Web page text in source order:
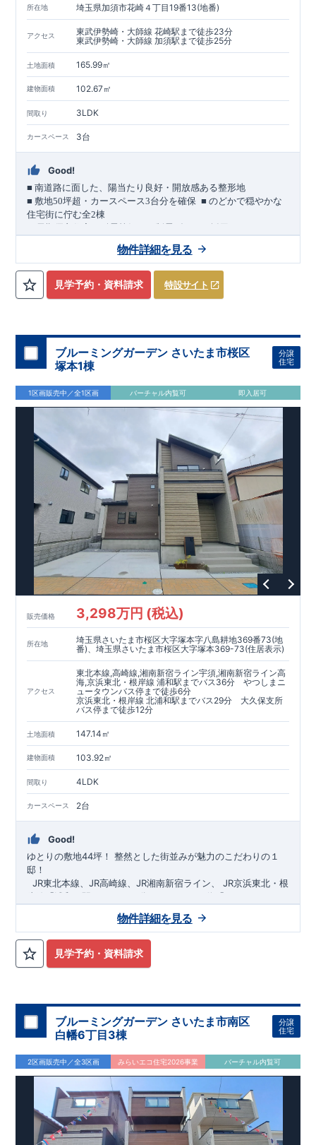
所在地 埼玉県加須市花崎４丁目19番13(地番)
アクセス
東武伊勢崎・大師線 花崎駅まで徒歩23分
東武伊勢崎・大師線 加須駅まで徒歩25分
土地面積 165.99㎡
建物面積 102.67㎡
間取り 3LDK
カースペース 3台
Good!
■南道路に面した、陽当たり良好・開放感ある整形地
■敷地50坪超・カースペース3台分を確保 ​■のどかで穏やかな
住宅街に佇む全2棟
（長期優良住宅／耐震等級３・制震ダンパー採用）
たりに恵まれた立地。
あり、
採光・通風・プライバシー性にも配慮した敷地計画で
す。
加須 徒歩13分
間取りのポイント
■ 1
号棟 LDK約19.5 帖のゆとりあるリビング ​陽当たりよく開放
感があります。
■共通
・主寝室は将来仕切れる可変型プラン ・2階洋室2部屋にウォー
クインクローゼット設置
太陽光発電（フラットプラン）採用 月額サービス料
ホテルライクで実用的な洗面空間 （オープンサニタリーirodori
詳細ページへ）
家計にやさしい住宅性能
長期優良住宅 住宅ローン控除額の優遇、 固定資産税の減額期間
延長など 税制面でのメリットが受けられます。
耐震等級 ３ ＋制震ダンパー 建築基準法の1.5倍の耐震性。 地震保
険の割引（最大50％）対象です。
現地のご案内・資料請求 受付中​ ​■完成済みにつき、​実際の
建物・設備・間取りを​ 現地にてご確認いただけます。 ​
TEL
0120-44-1081
（9:30 18:30／火水曜休み）
スマートフォンで見やすい特設サイトはこちら
https://www.e-blooming.com/bukken/60075018/
見学予約・資料請求 特設サイト
物件詳細を見る
ブルーミングガーデン さいたま市桜区
塚本1棟
分譲
住宅
1区画販売中／全1区画 バーチャル内覧可 即入居可
販売価格 3,298万円 (税込)
所在地
埼玉県さいたま市桜区大字塚本字八島耕地369番73(地
番)、埼玉県さいたま市桜区大字塚本369-73(住居表示)
アクセス
東北本線,高崎線,湘南新宿ライン宇須,湘南新宿ライン高
海,京浜東北・根岸線 浦和駅までバス36分 やつしまニ
ュータウンバス停まで徒歩6分
京浜東北・根岸線 北浦和駅までバス29分 大久保支所
バス停まで徒歩12分
土地面積 147.14㎡
建物面積 103.92㎡
間取り 4LDK
カースペース 2台
Good!
ゆとりの敷地44坪！ ​整然とした街並みが魅力のこだわりの１
邸！
​ ​ ​JR東北本線、JR高崎線、JR湘南新宿ライン、
JR京浜東北・根
岸線「浦和 」駅までバス36 分 バス停「
バス停「 大久保支所
12分​​​◆設計・建設性能評価ｗ取得！​◎性能評価とは​​【設
計住宅性能評価】 ​建物設計段階で、国が定めた
関
が評価しております！ ​ 【 建設
地震に強い住宅です！​冬は暖かく夏は涼しくて快適♪ 省エ
ネに優れた断熱等性能５を取得！ ​ ​ その他項目も評価を受け
ており、性能に特化した住宅です！
​大久保小学校まで徒歩12分、
校まで徒歩12分！​幼稚園、保育園までは徒歩20分圏内！​ ◆
広々とした敷地！ ​敷地は44坪超
間取りプラン採用！
​ ​◆こだわりの内装！
洗濯物が干せる室内物干し ​浴室乾燥暖房機付き！​食洗機
付きシステムキッチン！​ ​
平日、休日 時間帯問わずご案内可
能です！​お気軽にお問い合わせください！ ​【お問い合わせ】
048-710-5571 (営業時間 9:30～18:30 火水定休日)
見学予約・資料請求
物件詳細を見る
ブルーミングガーデン さいたま市南区
白幡6丁目3棟
分譲
住宅
2区画販売中／全3区画 みらいエコ住宅2026事業 バーチャル内覧可